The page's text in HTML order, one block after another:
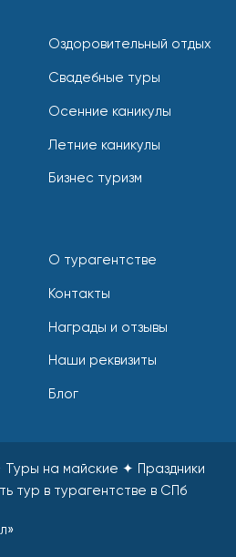
Оздоровительный отдых
Свадебные туры
Осенние каникулы
Летние каникулы
Бизнес туризм
О турагентстве
Контакты
Награды и отзывы
Наши реквизиты
Блог
на майские ✦ Праздники
тур в турагентстве в СПб